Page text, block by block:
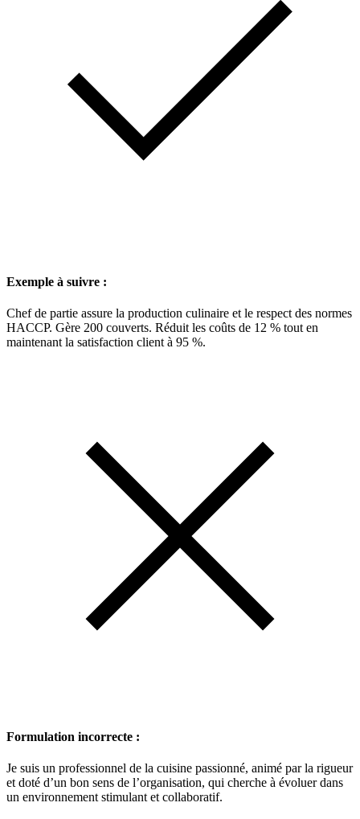
Exemple à suivre :
Chef de partie assure la production culinaire et le respect des normes
HACCP. Gère 200 couverts. Réduit les coûts de 12 % tout en
maintenant la satisfaction client à 95 %.
Formulation incorrecte :
Je suis un professionnel de la cuisine passionné, animé par la rigueur
et doté d’un bon sens de l’organisation, qui cherche à évoluer dans
un environnement stimulant et collaboratif.